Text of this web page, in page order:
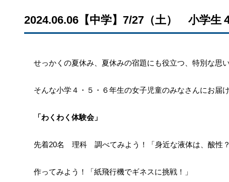
2024.06.06【中学】7/27（土） 小学生
せっかくの夏休み、夏休みの宿題にも役立つ、特別な思
そんな小学４・５・６年生の女子児童のみなさんにお届け
「わくわく体験会」
先着20名 理科 調べてみよう！「身近な液体は、酸性？
作ってみよう！「紙飛行機でギネスに挑戦！」